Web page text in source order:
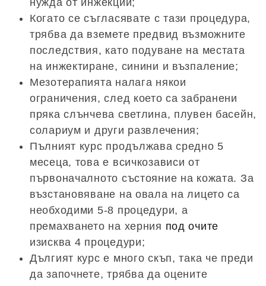
Когато се съгласявате с тази процедура,
трябва да вземете предвид възможните
последствия, като подуване на местата
на инжектиране, синини и възпаление;
Мезотерапията налага някои
ограничения, след което са забранени
пряка слънчева светлина, плувен басейн,
солариум и други развлечения;
Пълният курс продължава средно 5
месеца, това е всичкозависи от
първоначалното състояние на кожата. За
възстановяване на овала на лицето са
необходими 5-8 процедури, а
премахването на херния под очите
изисква 4 процедури;
Дългият курс е много скъп, така че преди
да започнете, трябва да оцените